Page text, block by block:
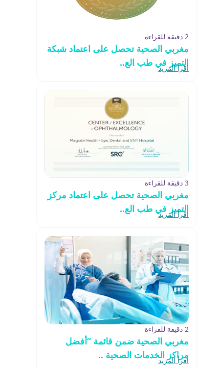
2 دقيقة للقراءة
مغربي الصحية تحصل على اعتماد شبكة
التميز في طب الع..
اقرأ المزيد
3 دقيقة للقراءة
مغربي الصحية تحصل على اعتماد مركز
التميز في طب الع..
اقرأ المزيد
2 دقيقة للقراءة
مغربي الصحية ضمن قائمة “أفضل
مراكز الخدمات الصحية ..
اقرأ المزيد